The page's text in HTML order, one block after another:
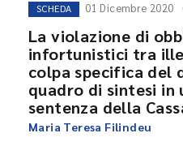
SCHEDA 01 Dicembre 2020
La violazione di
infortunistici tra
colpa specifica del
quadro di sintesi in
sentenza della
Maria Teresa Filindeu